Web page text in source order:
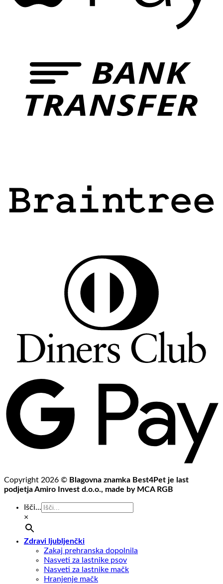
Copyright 2026 © Blagovna znamka Best4Pet je last
podjetja Amiro Invest d.o.o., made by MCA RGB
Išči...
×
Zdravi ljubljenčki
Zakaj prehranska dopolnila
Nasveti za lastnike psov
Nasveti za lastnike mačk
Hranjenje mačk